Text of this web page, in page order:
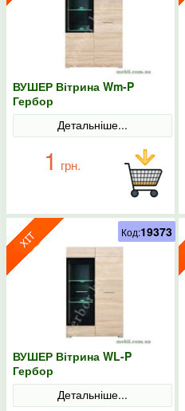
ВУШЕР Вітрина Wm-P
Гербор
Детальніше...
1 грн.
ВУШЕР Вітрина WL-P
Гербор
Детальніше...
Код:19373